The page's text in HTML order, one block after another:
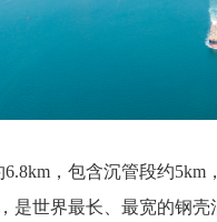
，包含沉管段约
是世界最长、最宽的钢壳